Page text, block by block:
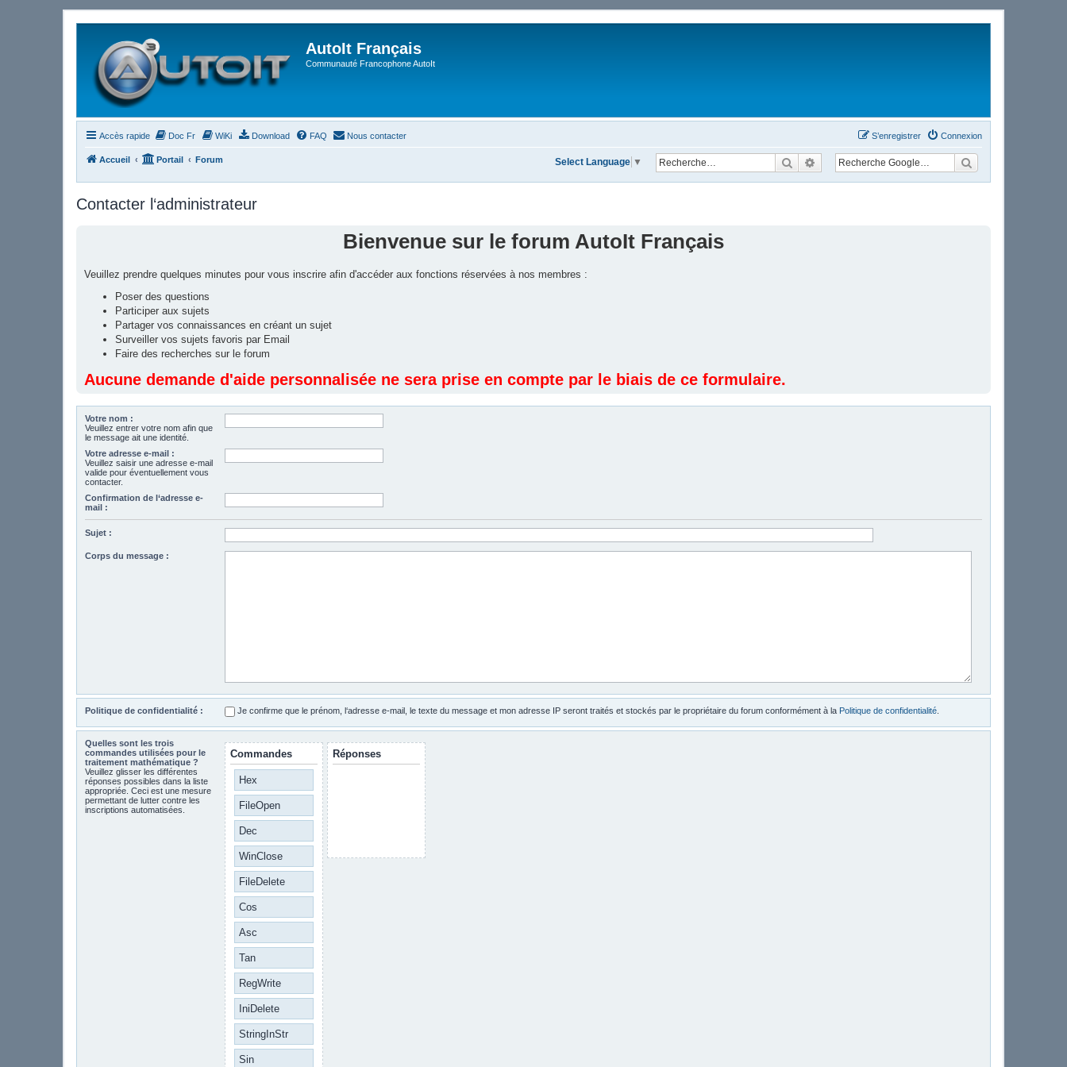
AutoIt Français
Communauté Francophone AutoIt
Accès rapide Doc Fr WiKi Download FAQ Nous contacter Connexion
S’enregistrer
Accueil Portail Forum RechercherRecherche avancée
Select Language ▼
Contacter l‘administrateur
Bienvenue sur le forum AutoIt Français
Veuillez prendre quelques minutes pour vous inscrire afin d'accéder aux fonctions réservées à nos membres :
Poser des questions
Participer aux sujets
Partager vos connaissances en créant un sujet
Surveiller vos sujets favoris par Email
Faire des recherches sur le forum
Aucune demande d'aide personnalisée ne sera prise en compte par le biais de ce formulaire.
Votre nom :
Veuillez entrer votre nom afin que
le message ait une identité.
Votre adresse e-mail :
Veuillez saisir une adresse e-mail
valide pour éventuellement vous
contacter.
Confirmation de l‘adresse e-
mail :
Sujet :
Corps du message :
Politique de confidentialité : Je confirme que le prénom, l‘adresse e-mail, le texte du message et mon adresse IP seront traités et stockés par le propriétaire du forum conformément à la Politique de confidentialité
Quelles sont les trois
commandes utilisées pour le
traitement mathématique ?
Veuillez glisser les différentes
réponses possibles dans la liste
appropriée. Ceci est une mesure
permettant de lutter contre les
inscriptions automatisées.
Commandes
Hex
FileOpen
Dec
WinClose
FileDelete
Cos
Asc
Tan
RegWrite
IniDelete
StringInStr
Sin
Réponses